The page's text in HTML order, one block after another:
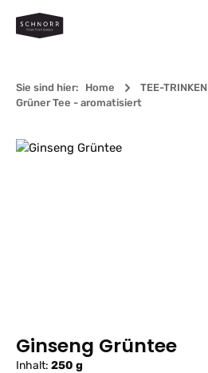
Zum Hauptinhalt springen
Sie sind hier: Home TEE-TRINKEN
Grüner Tee - aromatisiert
Bildergalerie überspringen
Ginseng Grüntee
Inhalt: 250 g